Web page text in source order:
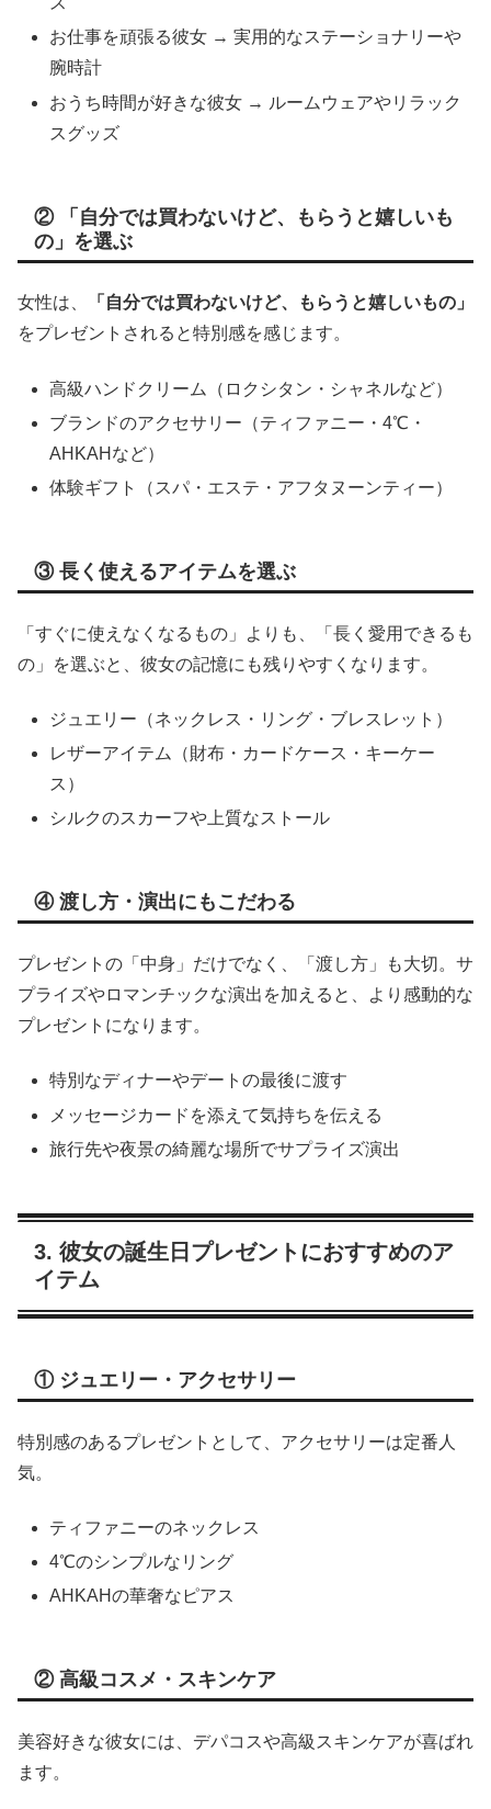
お仕事を頑張る彼女 → 実用的なステーショナリーや
腕時計
おうち時間が好きな彼女 → ルームウェアやリラック
スグッズ
② 「自分では買わないけど、もらうと嬉しいも
の」を選ぶ
女性は、
「自分では買わないけど、もらうと嬉しいもの」
をプレゼントされると特別感を感じます。
高級ハンドクリーム（ロクシタン・シャネルなど）
ブランドのアクセサリー（ティファニー・4℃・
AHKAHなど）
体験ギフト（スパ・エステ・アフタヌーンティー）
③ 長く使えるアイテムを選ぶ
「すぐに使えなくなるもの」よりも、「長く愛用できるも
の」を選ぶと、彼女の記憶にも残りやすくなります。
ジュエリー（ネックレス・リング・ブレスレット）
レザーアイテム（財布・カードケース・キーケー
ス）
シルクのスカーフや上質なストール
④ 渡し方・演出にもこだわる
プレゼントの「中身」だけでなく、「渡し方」も大切。サ
プライズやロマンチックな演出を加えると、より感動的な
プレゼントになります。
特別なディナーやデートの最後に渡す
メッセージカードを添えて気持ちを伝える
旅行先や夜景の綺麗な場所でサプライズ演出
3. 彼女の誕生日プレゼントにおすすめのア
イテム
① ジュエリー・アクセサリー
特別感のあるプレゼントとして、アクセサリーは定番人
気。
ティファニーのネックレス
4℃のシンプルなリング
AHKAHの華奢なピアス
② 高級コスメ・スキンケア
美容好きな彼女には、デパコスや高級スキンケアが喜ばれ
ます。